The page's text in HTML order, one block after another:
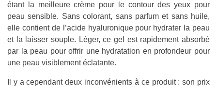
étant la meilleure crème pour le contour des yeux pour
peau sensible. Sans colorant, sans parfum et sans huile,
elle contient de l’acide hyaluronique pour hydrater la peau
et la laisser souple. Léger, ce gel est rapidement absorbé
par la peau pour offrir une hydratation en profondeur pour
une peau visiblement éclatante.
Il y a cependant deux inconvénients à ce produit : son prix